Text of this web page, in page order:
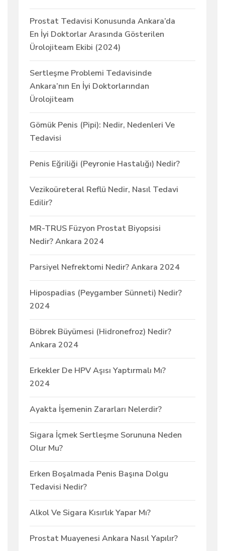
Prostat Tedavisi Konusunda Ankara’da
En İyi Doktorlar Arasında Gösterilen
Ürolojiteam Ekibi (2024)
Sertleşme Problemi Tedavisinde
Ankara’nın En İyi Doktorlarından
Ürolojiteam
Gömük Penis (Pipi): Nedir, Nedenleri Ve
Tedavisi
Penis Eğriliği (Peyronie Hastalığı) Nedir?
Vezikoüreteral Reflü Nedir, Nasıl Tedavi
Edilir?
MR-TRUS Füzyon Prostat Biyopsisi
Nedir? Ankara 2024
Parsiyel Nefrektomi Nedir? Ankara 2024
Hipospadias (Peygamber Sünneti) Nedir?
2024
Böbrek Büyümesi (Hidronefroz) Nedir?
Ankara 2024
Erkekler De HPV Aşısı Yaptırmalı Mı?
2024
Ayakta İşemenin Zararları Nelerdir?
Sigara İçmek Sertleşme Sorununa Neden
Olur Mu?
Erken Boşalmada Penis Başına Dolgu
Tedavisi Nedir?
Alkol Ve Sigara Kısırlık Yapar Mı?
Prostat Muayenesi Ankara Nasıl Yapılır?